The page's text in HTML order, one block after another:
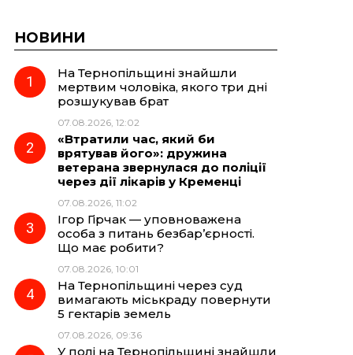
НОВИНИ
На Тернопільщині знайшли
мертвим чоловіка, якого три дні
розшукував брат
07.08.2026, 12:02
«Втратили час, який би
врятував його»: дружина
ветерана звернулася до поліції
через дії лікарів у Кременці
07.08.2026, 11:02
Ігор Гірчак — уповноважена
особа з питань безбар’єрності.
Що має робити?
07.08.2026, 10:01
На Тернопільщині через суд
вимагають міськраду повернути
5 гектарів земель
07.08.2026, 09:36
У полі на Тернопільщині знайшли